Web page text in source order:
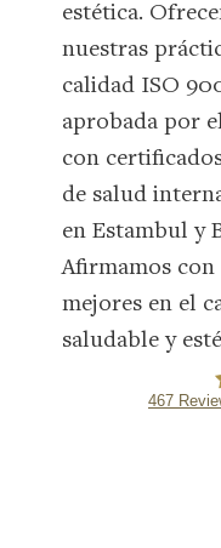
estética.
nuestras
calidad ISO
aprobada por
con
de salud
en Estambul y
Afirmamos
mejores en el
saludable y
467